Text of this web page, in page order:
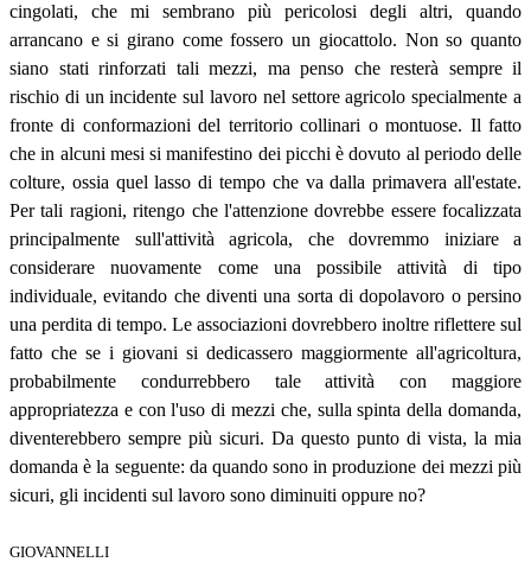
cingolati, che mi sembrano più pericolosi degli altri, quando
arrancano e si girano come fossero un giocattolo. Non so quanto
siano stati rinforzati tali mezzi, ma penso che resterà sempre il
rischio di un incidente sul lavoro nel settore agricolo specialmente a
fronte di conformazioni del territorio collinari o montuose. Il fatto
che in alcuni mesi si manifestino dei picchi è dovuto al periodo delle
colture, ossia quel lasso di tempo che va dalla primavera all'estate.
Per tali ragioni, ritengo che l'attenzione dovrebbe essere focalizzata
principalmente sull'attività agricola, che dovremmo iniziare a
considerare nuovamente come una possibile attività di tipo
individuale, evitando che diventi una sorta di dopolavoro o persino
una perdita di tempo. Le associazioni dovrebbero inoltre riflettere sul
fatto che se i giovani si dedicassero maggiormente all'agricoltura,
probabilmente condurrebbero tale attività con maggiore
appropriatezza e con l'uso di mezzi che, sulla spinta della domanda,
diventerebbero sempre più sicuri. Da questo punto di vista, la mia
domanda è la seguente: da quando sono in produzione dei mezzi più
sicuri, gli incidenti sul lavoro sono diminuiti oppure no?
GIOVANNELLI